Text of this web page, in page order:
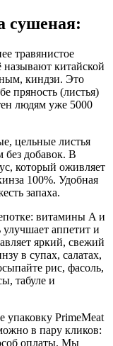
сушеная:
травянистое
называют китайской
киндзи. Это
пряность (листья)
людям уже 5000
цельные листья
добавок. В
который оживляет
100%. Удобная
запаха.
витамины A и
аппетит и
яркий, свежий
в супах, салатах,
рис, фасоль,
табуле и
упаковку PrimeMeat
в пару кликов:
оплаты. Мы